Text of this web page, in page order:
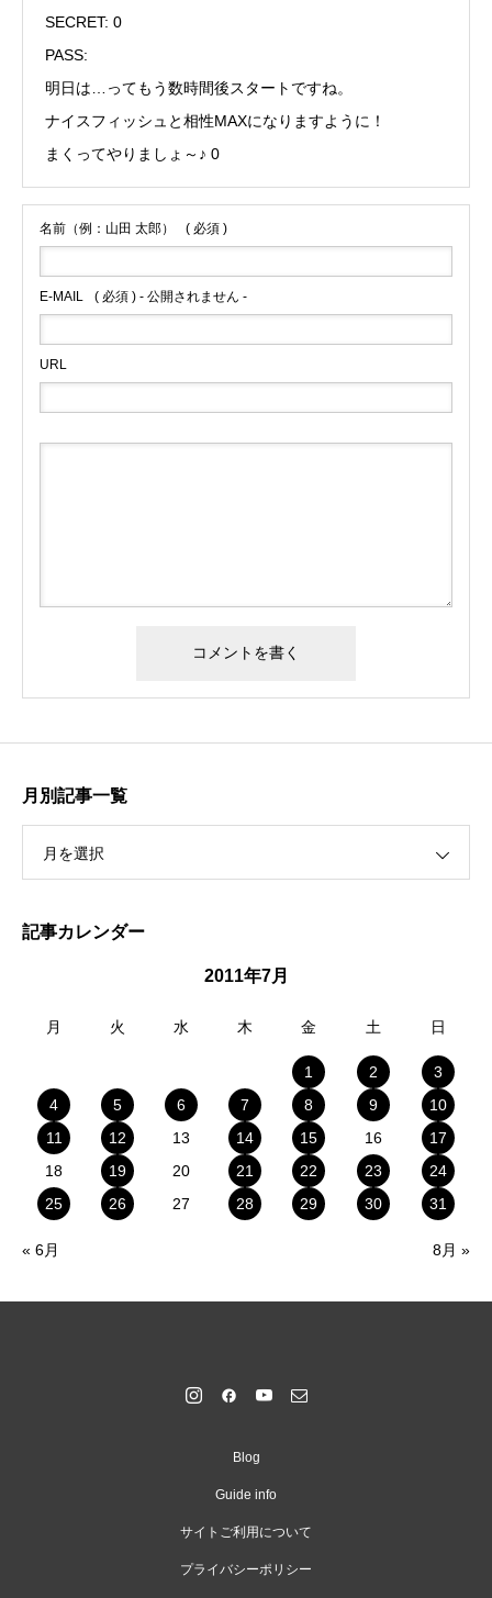
SECRET: 0
PASS:
明日は…ってもう数時間後スタートですね。
ナイスフィッシュと相性MAXになりますように！
まくってやりましょ～♪ 0
名前（例：山田 太郎） ( 必須 )
E-MAIL ( 必須 ) - 公開されません -
URL
月別記事一覧
月を選択
記事カレンダー
2011年7月
月 火 水 木 金 土 日
1 2
3
4
5 6 7 8 9
10
11
12 13 14 15 16
17
18
19 20 21 22 23
24
25
26 27 28 29 30 31
« 6月 8月 »
Blog
Guide info
サイトご利用について
プライバシーポリシー